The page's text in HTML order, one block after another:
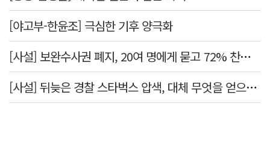
[야고부-한윤조] 극심한 기후 양극화
[사설] 보완수사권 폐지, 20여 명에게 묻고 72% 찬성했다고 밀어붙였다니
[사설] 뒤늦은 경찰 스타벅스 압색, 대체 무엇을 얻으려는 것인가